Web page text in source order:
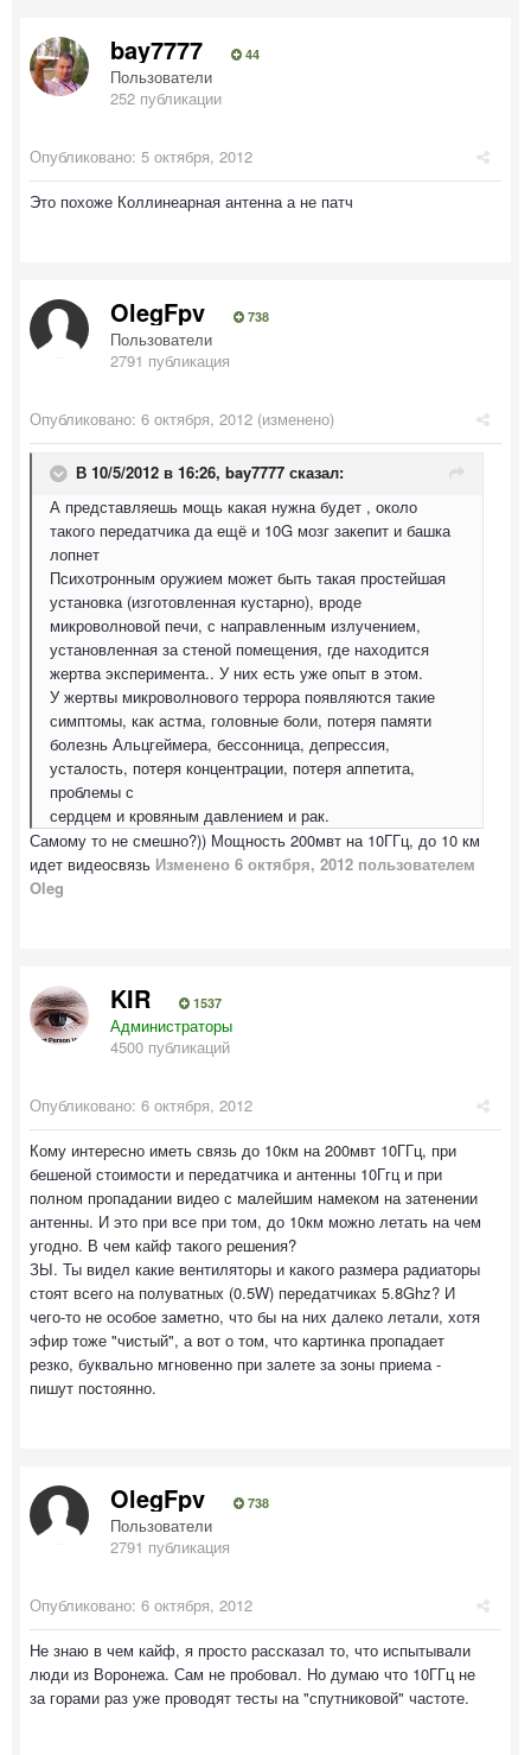
bay7777 44
Пользователи
252 публикации
Опубликовано: 5 октября, 2012
Это похоже Коллинеарная антенна а не патч
OlegFpv 738
Пользователи
2791 публикация
Опубликовано: 6 октября, 2012 (изменено)
В 10/5/2012 в 16:26, bay7777 сказал:
А представляешь мощь какая нужна будет , около
такого передатчика да ещё и 10G мозг закепит и башка
лопнет
Психотронным оружием может быть такая простейшая
установка (изготовленная кустарно), вроде
микроволновой печи, с направленным излучением,
установленная за стеной помещения, где находится
жертва эксперимента.. У них есть уже опыт в этом.
У жертвы микроволнового террора появляются такие
симптомы, как астма, головные боли, потеря памяти
болезнь Альцгеймера, бессонница, депрессия,
усталость, потеря концентрации, потеря аппетита,
проблемы с
сердцем и кровяным давлением и рак.
Самому то не смешно?)) Мощность 200мвт на 10ГГц, до 10 км
идет видеосвязь Изменено 6 октября, 2012 пользователем
Oleg
KIR 1537
Администраторы
4500 публикаций
Опубликовано: 6 октября, 2012
Кому интересно иметь связь до 10км на 200мвт 10ГГц, при
бешеной стоимости и передатчика и антенны 10Ггц и при
полном пропадании видео с малейшим намеком на затенении
антенны. И это при все при том, до 10км можно летать на чем
угодно. В чем кайф такого решения?
ЗЫ. Ты видел какие вентиляторы и какого размера радиаторы
стоят всего на полуватных (0.5W) передатчиках 5.8Ghz? И
чего-то не особое заметно, что бы на них далеко летали, хотя
эфир тоже "чистый", а вот о том, что картинка пропадает
резко, буквально мгновенно при залете за зоны приема -
пишут постоянно.
OlegFpv 738
Пользователи
2791 публикация
Опубликовано: 6 октября, 2012
Не знаю в чем кайф, я просто рассказал то, что испытывали
люди из Воронежа. Сам не пробовал. Но думаю что 10ГГц не
за горами раз уже проводят тесты на "спутниковой" частоте.